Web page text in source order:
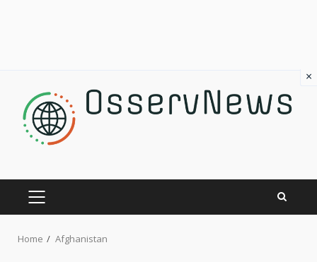
content
PRIMARY
MENU
Home Afghanistan
×